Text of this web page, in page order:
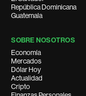
República Dominicana
Guatemala
SOBRE NOSOTROS
Economía
Mercados
Dólar Hoy
Actualidad
Cripto